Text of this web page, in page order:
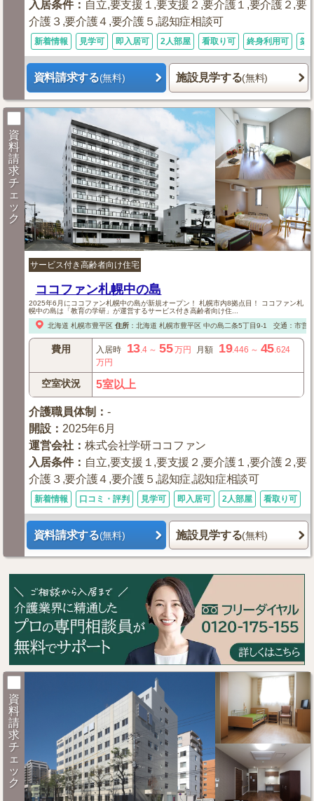
入居条件： 自立,要支援１,要支援２,要介護１,要介護２,要
介護３,要介護４,要介護５,認知症相談可
新着情報 見学可 即入居可 2人部屋 看取り可 終身利用可 築
資料請求する(無料) 施設見学する(無料)
資
料
請
求
チ
ェ
ッ
ク
サービス付き高齢者向け住宅
ココファン札幌中の島
2025年6月にココファン札幌中の島が新規オープン！ 札幌市内8拠点目！ ココファン札
幌中の島は「教育の学研」が運営するサービス付き高齢者向け住...
北海道 札幌市豊平区 住所： 北海道 札幌市豊平区中の島二条5丁目9-1 交通：市営
費用 入居時 13 .4～ 55万円 月額 19.446 ～ 45 .624
万円
空室状況 5室以上
介護職員体制 ：-
開設 ： 2025年6月
運営会社 ：株式会社学研ココファン
入居条件： 自立,要支援１,要支援２,要介護１,要介護２,要
介護３,要介護４,要介護５,認知症,認知症相談可
新着情報 口コミ・評判 見学可 即入居可 2人部屋 看取り可
資料請求する(無料) 施設見学する(無料)
資
料
請
求
チ
ェ
ッ
ク